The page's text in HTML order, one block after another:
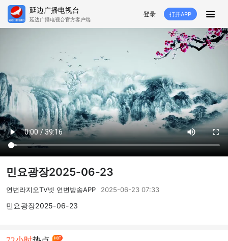
延边广播电视台
延边广播电视台官方客户端
登录 打开APP
뉴스 영상뉴스
추천영상 융매생방 백성열선 국내외
소품 노래 겨레 생활
려행 특집
TV
프로그램
민요광장2025-06-23
연변라지오TV넷 연변방송APP 2025-06-23 07:33
민요광장2025-06-23